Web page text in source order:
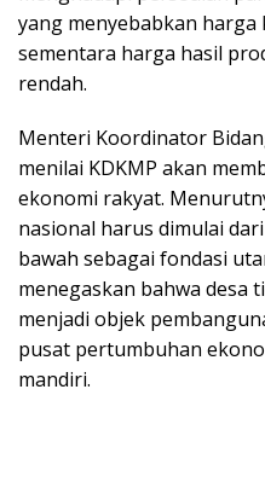
yang menyebabkan
sementara harga hasil
rendah.
Menteri Koordinator
menilai KDKMP akan
ekonomi rakyat.
nasional harus dimulai
bawah sebagai fondasi
menegaskan bahwa desa
menjadi objek
pusat pertumbuhan
mandiri.